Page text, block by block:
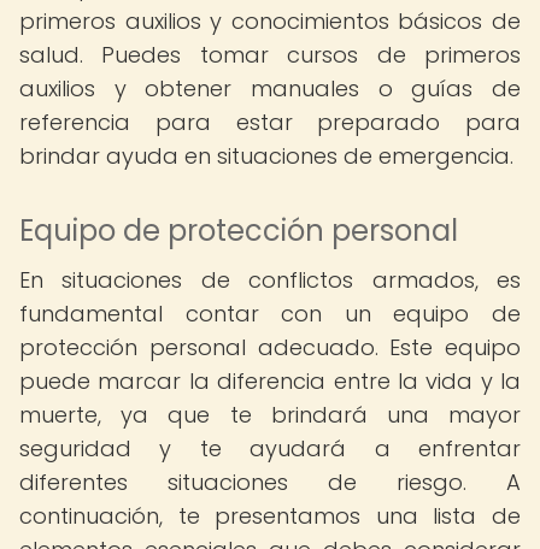
primeros auxilios y conocimientos básicos de
salud. Puedes tomar cursos de primeros
auxilios y obtener manuales o guías de
referencia para estar preparado para
brindar ayuda en situaciones de emergencia.
Equipo de protección personal
En situaciones de conflictos armados, es
fundamental contar con un equipo de
protección personal adecuado. Este equipo
puede marcar la diferencia entre la vida y la
muerte, ya que te brindará una mayor
seguridad y te ayudará a enfrentar
diferentes situaciones de riesgo. A
continuación, te presentamos una lista de